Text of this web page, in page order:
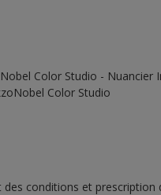
Color Studio - Nuancier
Color Studio
conditions et prescription